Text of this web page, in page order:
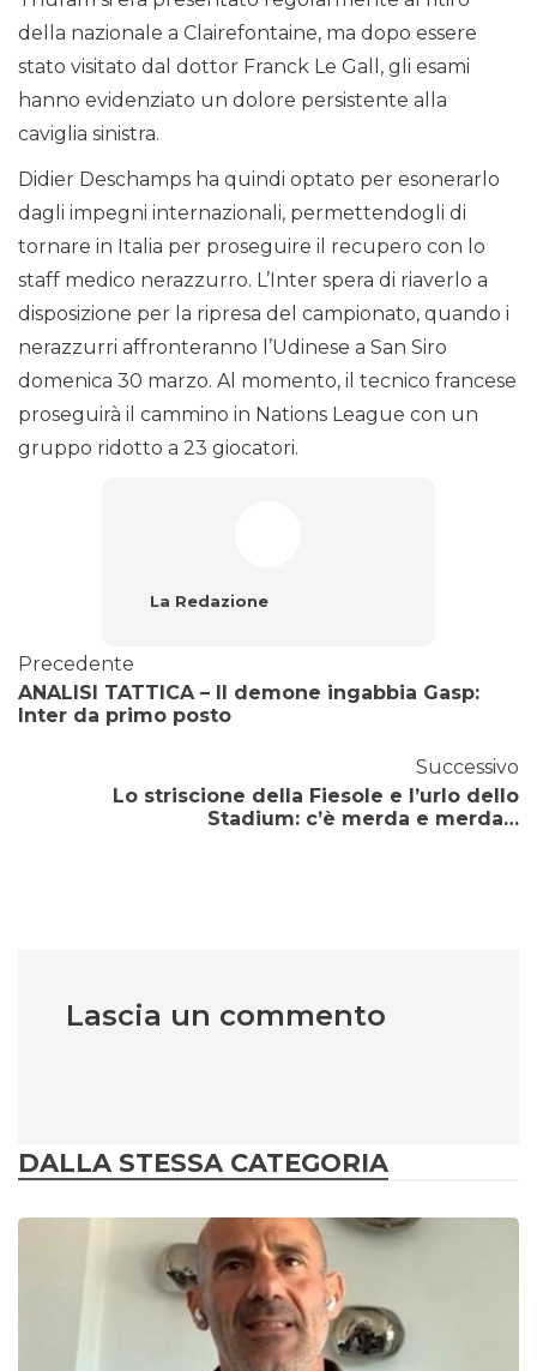
della nazionale a Clairefontaine, ma dopo essere
stato visitato dal dottor Franck Le Gall, gli esami
hanno evidenziato un dolore persistente alla
caviglia sinistra.
Didier Deschamps ha quindi optato per esonerarlo
dagli impegni internazionali, permettendogli di
tornare in Italia per proseguire il recupero con lo
staff medico nerazzurro. L’Inter spera di riaverlo a
disposizione per la ripresa del campionato, quando i
nerazzurri affronteranno l’Udinese a San Siro
domenica 30 marzo. Al momento, il tecnico francese
proseguirà il cammino in Nations League con un
gruppo ridotto a 23 giocatori.
La Redazione
Precedente
ANALISI TATTICA – Il demone ingabbia Gasp:
Inter da primo posto
Successivo
Lo striscione della Fiesole e l’urlo dello
Stadium: c’è merda e merda…
Lascia un commento
DALLA STESSA CATEGORIA